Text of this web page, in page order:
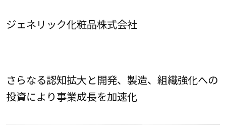
ジェネリック化粧品株式会社
さらなる認知拡大と開発、製造、組織強化への
投資により事業成長を加速化